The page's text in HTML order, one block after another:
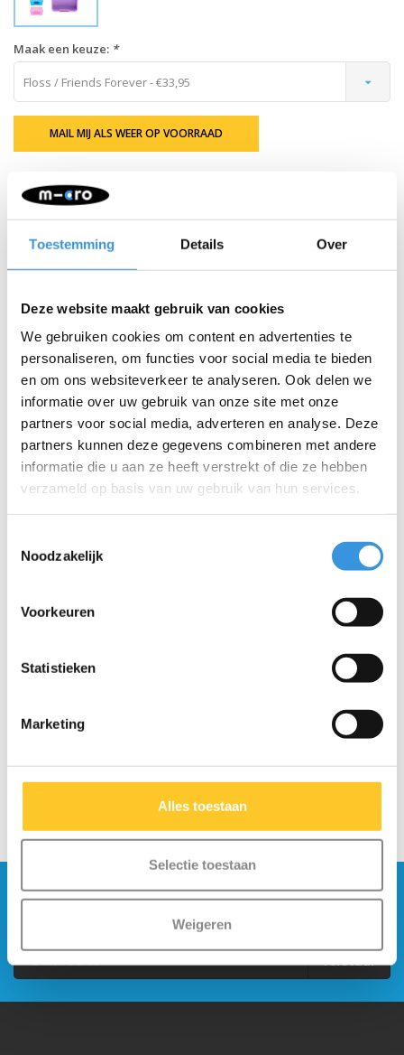
Toestemming Details Over
Deze website maakt gebruik van cookies
We gebruiken cookies om content en advertenties te
personaliseren, om functies voor social media te bieden
en om ons websiteverkeer te analyseren. Ook delen we
informatie over uw gebruik van onze site met onze
partners voor social media, adverteren en analyse. Deze
partners kunnen deze gegevens combineren met andere
informatie die u aan ze heeft verstrekt of die ze hebben
verzameld op basis van uw gebruik van hun services.
Noodzakelijk
Voorkeuren
Statistieken
Marketing
Alles toestaan
Selectie toestaan
Weigeren
Maak een keuze: *
Floss / Friends Forever - €33,95
MAIL MIJ ALS WEER OP VOORRAAD
De MontiiCo Bento 3 is een ideale lunchbox voor kinderen die
houden van sandwiches, wraps of salades, maar ook graag
variëren. Met 3 grote, individueel afgesloten, lekvrije
compartimenten en luchtdichte afsluiting, is het ook geschikt voor
het verpakken van van te voren bereide maaltijden.
Lekvrij voor voedsel zoals dips, yoghurt en dikke sauzen, maar
niet voor vloeistoffen zoals saladedressings of soep. Voor extra
zekerheid bij vochtig voedsel, zoals bij een watermeloen, kan
een opgevouwen keukenpapiertje of Bento Cups en Lekvrije Dip
& Saus boxes worden gebruikt.
Gewicht:343 g
Past in de Medium en Large lunch koeltas van MontiiCo
12 maanden fabrieksgarantie
Blijf op de hoogte en schrijf je in voor onze
Verstuur